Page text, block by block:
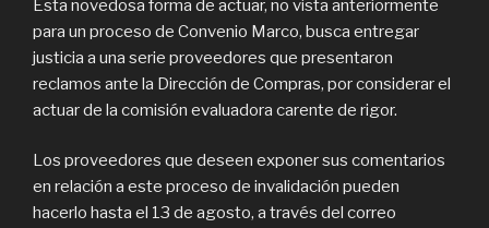
Esta novedosa forma de actuar, no vista anteriormente
para un proceso de Convenio Marco, busca entregar
justicia a una serie proveedores que presentaron
reclamos ante la Dirección de Compras, por considerar el
actuar de la comisión evaluadora carente de rigor.
Los proveedores que deseen exponer sus comentarios
en relación a este proceso de invalidación pueden
hacerlo hasta el 13 de agosto, a través del correo